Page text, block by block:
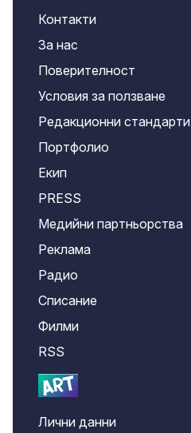
Контакти
За нас
Поверителност
Условия за ползване
Редакционни стандарти
Портфолио
Екип
PRESS
Медийни партньорства
Реклама
Радио
Списание
Филми
RSS
Лични данни